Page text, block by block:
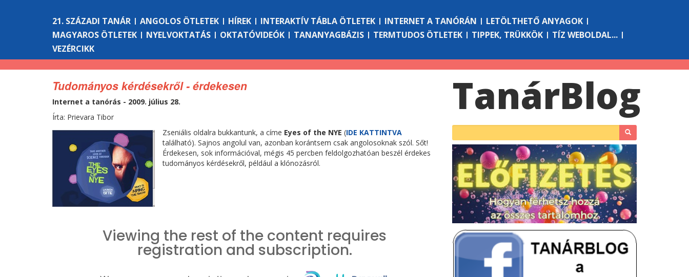
21. SZÁZADI TANÁR ANGOLOS ÖTLETEK HÍREK INTERAKTÍV TÁBLA ÖTLETEK INTERNET A TANÓRÁN
LETÖLTHETŐ ANYAGOK
MAGYAROS ÖTLETEK
NYELVOKTATÁS OKTATÓVIDEÓK TANANYAGBÁZIS TERMTUDOS ÖTLETEK TIPPEK, TRÜKKÖK
TÍZ WEBOLDAL...
VEZÉRCIKK
Tudományos kérdésekről - érdekesen
Internet a tanórás - 2009. július 28.
Írta: Prievara Tibor
Zseniális oldalra bukkantunk, a címe Eyes of the NYE (IDE KATTINTVA
található). Sajnos angolul van, azonban korántsem csak angolosoknak szól. Sőt!
Érdekesen, sok információval, mégis 45 percben feldolgozhatóan beszél érdekes
tudományos kérdésekről, például a klónozásról.
TanárBlog